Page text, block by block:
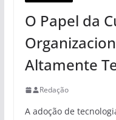
O Papel da
Altamente
Redação
A adoção de